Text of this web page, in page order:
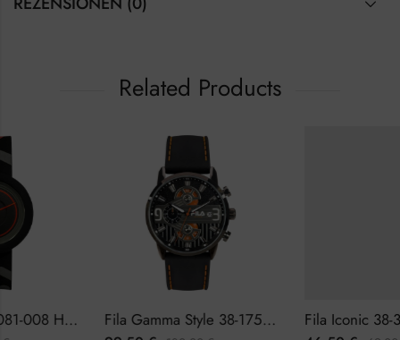
Related Products
Herrenuhr Fila Gamma Style 38-175-003 Herrenuhr Chronograph Fila Iconic 38-